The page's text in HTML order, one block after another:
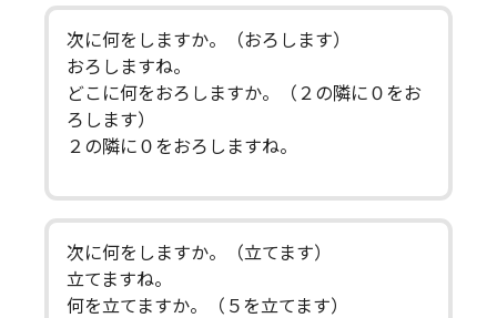
次に何をしますか。（おろします）
おろしますね。
どこに何をおろしますか。（２の隣に０をお
ろします）
２の隣に０をおろしますね。
次に何をしますか。（立てます）
立てますね。
何を立てますか。（５を立てます）